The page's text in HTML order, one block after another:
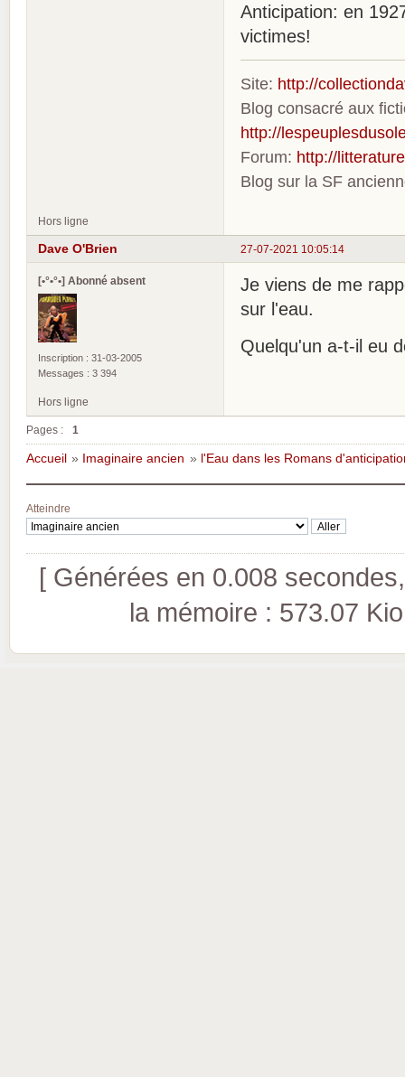
Anticipation: en
victimes!
Site: http://
Blog consacré aux
http://
Forum: http://
Blog sur la SF
Hors ligne
27-07-2021 10:05:14
Dave O'Brien
[•°•°•] Abonné absent
Inscription : 31-03-2005
Messages : 3 394
Je viens de me
sur l'eau.
Quelqu'un a-t-il eu
Hors ligne
Pages : 1
Accueil » Imaginaire ancien » l'Eau dans les Romans
Atteindre
[ Générées en 0.008
la mémoire : 573.07